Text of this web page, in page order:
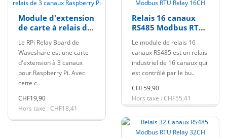
Module d'extension
de carte à relais de
Pi
Le RPi Relay Board de
Waveshare est une carte
d'extension à 3 canaux
pour Raspberry Pi. Avec
cette c..
CHF19,90
Hors taxe : CHF18,41
Relais 16 canaux
RS485 Modbus RTU
Le module de relais 16
canaux RS485 est un relais
industriel de 16 canaux qui
est contrôlé par le bu..
CHF59,90
Hors taxe : CHF55,41